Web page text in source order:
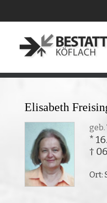
Elisabeth
*
†
Ort: